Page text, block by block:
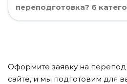
переподготовка? 6
Оформите заявку на
сайте, и мы подготовим для